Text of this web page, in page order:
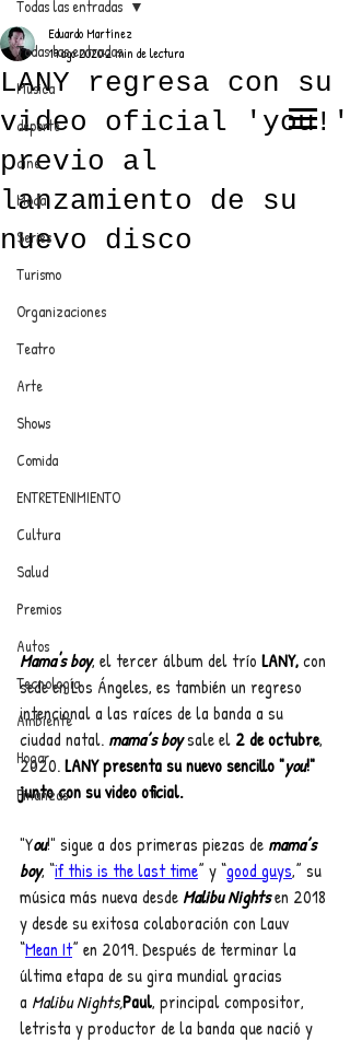
ANUNCIATE CON NOSOTROS
PARA MÁS INFORMACIÓN:
dinamicaseltrendytop@gmail.com
EL TRENDY TOP
CON EDDY MARTINEZ
Todas las entradas
Música
deporte
cine
Moda
Series
Turismo
Organizaciones
Teatro
Arte
Shows
Comida
ENTRETENIMIENTO
Cultura
Salud
Premios
Autos
Tecnología
Ambiente
Hogar
Finanzas
Todas las entradas
LANY regresa con su
video oficial 'you!'
previo al
lanzamiento de su
nuevo disco
Eduardo Martínez
19 ago 20202 min de lectura
Mama's boy, el tercer álbum del trío LANY, con
sede en Los Ángeles, es también un regreso
intencional a las raíces de la banda a su
ciudad natal. mama’s boy sale el 2 de octubre,
2020. LANY presenta su nuevo sencillo "you!"
junto con su video oficial.
"You!" sigue a dos primeras piezas de mama’s
boy, “if this is the last time” y “good guys,” su
música más nueva desde Malibu Nights en 2018
y desde su exitosa colaboración con Lauv
“Mean It” en 2019. Después de terminar la
última etapa de su gira mundial gracias
a Malibu Nights,Paul, principal compositor,
letrista y productor de la banda que nació y